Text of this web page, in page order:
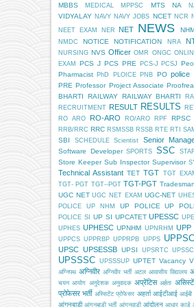
MBBS MEDICAL MPPSC MTS NA
VIDYALAY NAVY NAVY JOBS NCET NCR
NEET EXAM NER NET NEWS
NMDC
NOTICE NOTIFICATION NRA
NURSING NVS Officer OMR ONGC
EXAM
PCS J PCS PRE PCS-J PCSJ
Pharmacist PhD PLOICE PNB PO police
PRE Professor Project Associate
BHARTI
RAILWAY RAILWAY BHARTI
RECRUITMENT RESULT RESULTS
RO ARO RO-ARO RO/ARO RPF RPSC
RRB/RRC RRC RSMSSB RSSB RTE RTI
SBI SCHEDULE Scientist Senior
Software Developer SPORTS SSC
Store Keeper Sub Inspector Supervisor
Technical Assistant TET TGT TGT
TGT- PGT TGT--PGT TGT-PGT Tradesman
UGC NET UGC NET EXAM UGC-NET
POLICE
UP NHM UP POLICE UP
POLICE SI
UP SI UPCATET UPESSC
UPHES UPHESC UPNHM UPNRHM UPP
UPPCS UPPRBP UPPRPB UPPS UPPSC
UPSC UPSESSB UPSI UPSRTC UPSSC
UPSSSC UPSSSUP UPTET Vacancy
अग्निपथ अग्निवीर अग्निवीर भर्ती अटल आवासीय विद्यालय
चयन आयोग अनुदेशक अनुवादक अप्रेंटिस अर्हता
प्रोफेसर भर्ती अस्सिटेंट प्रोफेसर अहर्ता आईटीआई आईबी
आंगनबाड़ी आंगनबाड़ी भर्ती आंगनवाड़ी आंदोलन आधार कार्ड